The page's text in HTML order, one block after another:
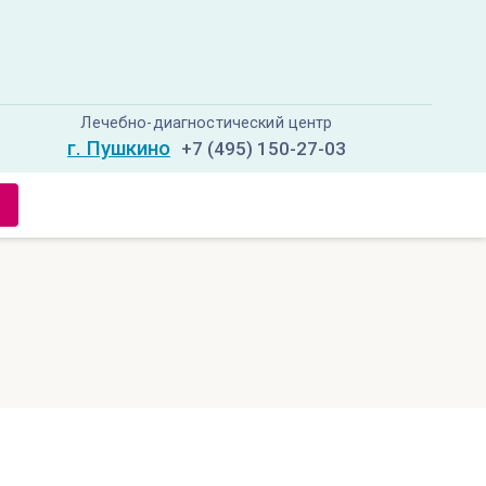
Лечебно-диагностический центр
г. Пушкино +7 (495) 150-27-03